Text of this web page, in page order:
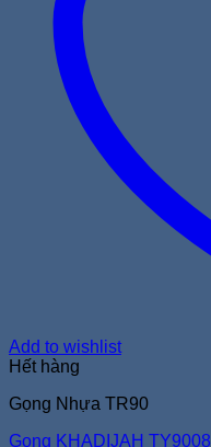
Add to wishlist
Hết hàng
Gọng Nhựa TR90
Gọng KHADIJAH TY9008